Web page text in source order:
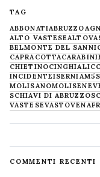
TAG
ABBONATIABRUZZO
ALTO VASTESE
BELMONTE DEL
CAPRACOTTA
CHIETINOCINGHIALI
INCIDENTEISERNIAM5S
MOLISANOMOLISE
SCHIAVI DI ABRUZZO
VASTESEVASTO
COMMENTI RECENTI